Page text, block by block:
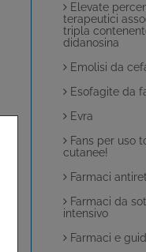
Elevate
terapeutici
tripla
didanosina
Emolisi da
Esofagite da
Evra
Fans per uso
cutanee!
Farmaci
Farmaci da
intensivo
Farmaci e